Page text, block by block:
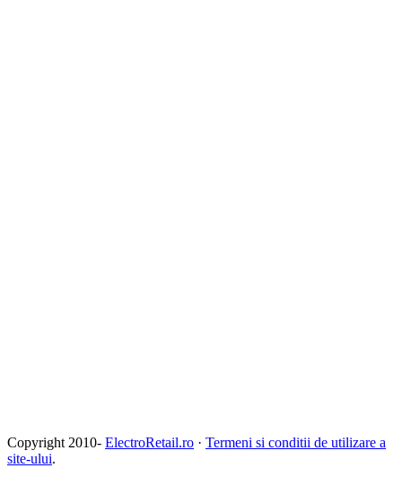
Copyright 2010- ElectroRetail.ro · Termeni si conditii de utilizare a
site-ului.